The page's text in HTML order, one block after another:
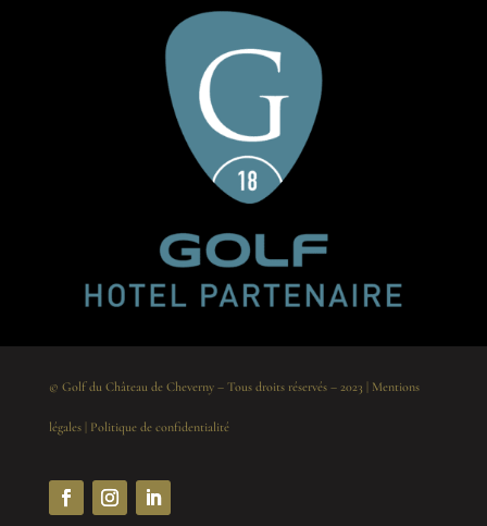
© Golf du Château de Cheverny – Tous droits réservés – 2023 | Mentions
légales| Politique de confidentialité